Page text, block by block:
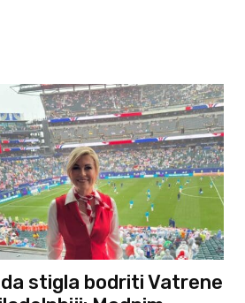
stigla bodriti Vatrene